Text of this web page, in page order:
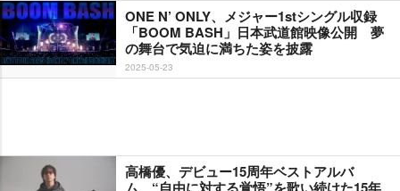
ONE N’ ONLY、メジャー1stシングル収録
「BOOM BASH」日本武道館映像公開 夢
の舞台で気迫に満ちた姿を披露
2025-05-23
高橋優、デビュー15周年ベストアルバ
ム “自由に対する覚悟”を歌い続けた15年